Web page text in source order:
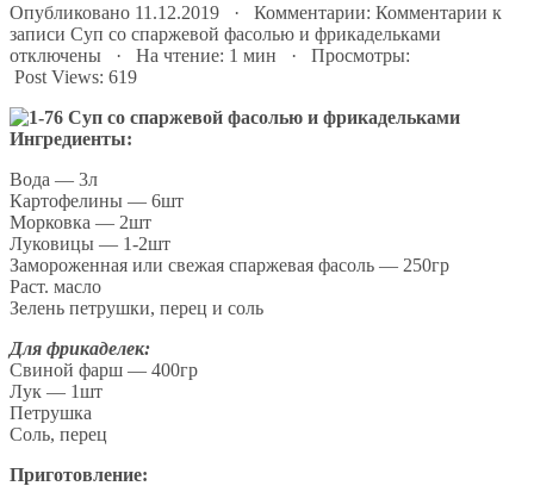
Опубликовано 11.12.2019 · Комментарии: Комментарии к
записи Суп со спаржевой фасолью и фрикадельками
отключены · На чтение: 1 мин · Просмотры:
Post Views: 619
Ингредиенты:
Вода — 3л
Картофелины — 6шт
Морковка — 2шт
Луковицы — 1-2шт
Замороженная или свежая спаржевая фасоль — 250гр
Раст. масло
Зелень петрушки, перец и соль
Для фрикаделек:
Свиной фарш — 400гр
Лук — 1шт
Петрушка
Соль, перец
Приготовление: